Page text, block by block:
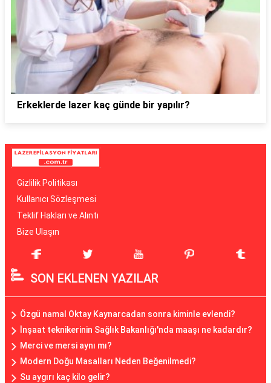
Erkeklerde lazer kaç günde bir yapılır?
Gizlilik Politikası
Kullanıcı Sözleşmesi
Teklif Hakları ve Alıntı
Bize Ulaşın
SON EKLENEN YAZILAR
Özgü namal Oktay Kaynarcadan sonra kiminle evlendi?
İnşaat teknikerinin Sağlık Bakanlığı'nda maaşı ne kadardır?
Merci ve mersi aynı mı?
Modern Doğu Masalları Neden Beğenilmedi?
Su aygırı kaç kilo gelir?